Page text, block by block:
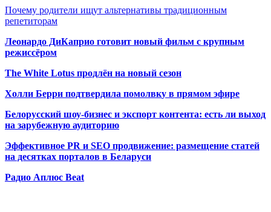
Почему родители ищут альтернативы традиционным
репетиторам
Леонардо ДиКаприо готовит новый фильм с крупным
режиссёром
The White Lotus продлён на новый сезон
Холли Берри подтвердила помолвку в прямом эфире
Белорусский шоу-бизнес и экспорт контента: есть ли выход
на зарубежную аудиторию
Эффективное PR и SEO продвижение: размещение статей
на десятках порталов в Беларуси
Радио Аплюс Beat